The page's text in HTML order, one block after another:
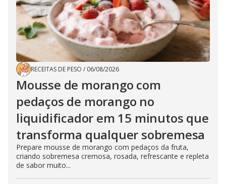
RECEITAS DE PESO / 06/08/2026
Mousse de morango com
pedaços de morango no
liquidificador em 15 minutos que
transforma qualquer sobremesa
Prepare mousse de morango com pedaços da fruta,
criando sobremesa cremosa, rosada, refrescante e repleta
de sabor muito...